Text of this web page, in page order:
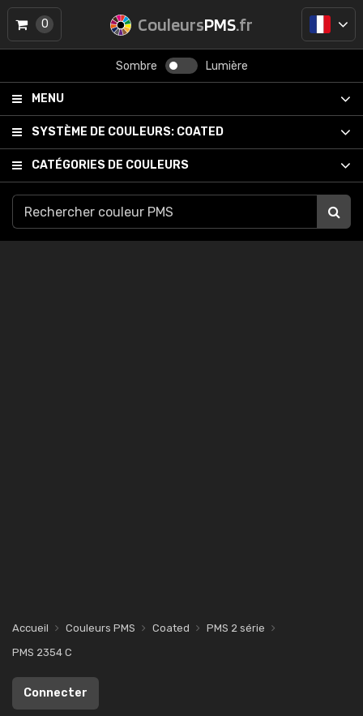
CouleursPMS.fr
Sombre Lumière
MENU
SYSTÈME DE COULEURS: COATED
CATÉGORIES DE COULEURS
0
Accueil Couleurs PMS Coated
PMS 2 série
PMS 2354 C
Connecter